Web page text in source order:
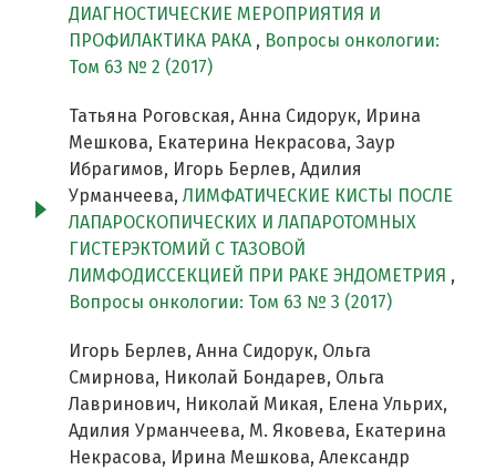
ДИАГНОСТИЧЕСКИЕ МЕРОПРИЯТИЯ И
ПРОФИЛАКТИКА РАКА , Вопросы онкологии:
Том 63 № 2 (2017)
Татьяна Роговская, Анна Сидорук, Ирина
Мешкова, Екатерина Некрасова, Заур
Ибрагимов, Игорь Берлев, Адилия
Урманчеева, ЛИМФАТИЧЕСКИЕ КИСТЫ ПОСЛЕ
ЛАПАРОСКОПИЧЕСКИХ И ЛАПАРОТОМНЫХ
ГИСТЕРЭКТОМИЙ С ТАЗОВОЙ
ЛИМФОДИССЕКЦИЕЙ ПРИ РАКЕ ЭНДОМЕТРИЯ ,
Вопросы онкологии: Том 63 № 3 (2017)
Игорь Берлев, Анна Сидорук, Ольга
Смирнова, Николай Бондарев, Ольга
Лавринович, Николай Микая, Елена Ульрих,
Адилия Урманчеева, М. Яковева, Екатерина
Некрасова, Ирина Мешкова, Александр